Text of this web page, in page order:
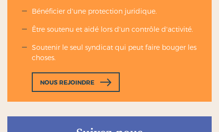
certificat de non-paiement, ce qui vaut
commandement de payer.
dans les 15 jours.
Étape n°2:à défaut de régularisation,
l’huissier engage l’exécution forcée
À défaut d’une régularisation sous 15 jours,
Bénéficier d'une protection juridique.
Être soutenu et aidé lors d'un contrôle d'activité.
Soutenir le seul syndicat qui peut faire bouger les
choses.
NOUS REJOINDRE